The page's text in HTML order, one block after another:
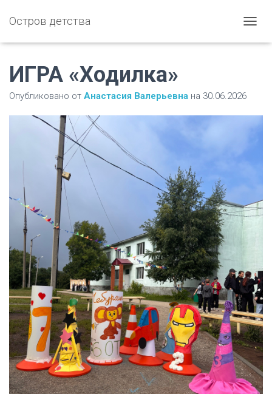
Остров детства
Е
Г
А
ИГРА «Ходилка»
Опубликовано от Анастасия Валерьевна на 30.06.2026